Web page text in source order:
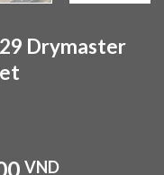
Drymaster
VND